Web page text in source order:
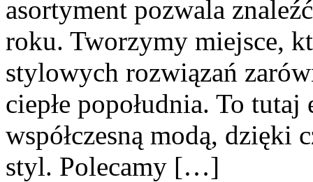
asortyment pozwala
roku. Tworzymy miejsce,
stylowych rozwiązań
ciepłe popołudnia. To tutaj
współczesną modą, dzięki
styl. Polecamy […]